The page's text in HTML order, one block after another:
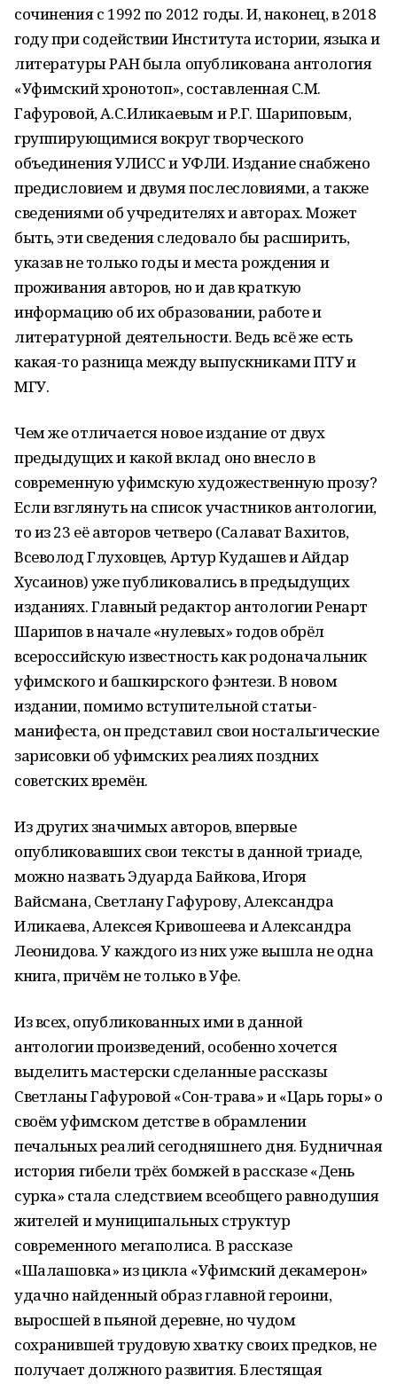
сочинения с 1992 по 2012 годы. И, наконец, в 2018
году при содействии Института истории, языка и
литературы РАН была опубликована антология
«Уфимский хронотоп», составленная С.М.
Гафуровой, А.С.Иликаевым и Р.Г. Шариповым,
группирующимися вокруг творческого
объединения УЛИСС и УФЛИ. Издание снабжено
предисловием и двумя послесловиями, а также
сведениями об учредителях и авторах. Может
быть, эти сведения следовало бы расширить,
указав не только годы и места рождения и
проживания авторов, но и дав краткую
информацию об их образовании, работе и
литературной деятельности. Ведь всё же есть
какая-то разница между выпускниками ПТУ и
МГУ.
Чем же отличается новое издание от двух
предыдущих и какой вклад оно внесло в
современную уфимскую художественную прозу?
Если взглянуть на список участников антологии,
то из 23 её авторов четверо (Салават Вахитов,
Всеволод Глуховцев, Артур Кудашев и Айдар
Хусаинов) уже публиковались в предыдущих
изданиях. Главный редактор антологии Ренарт
Шарипов в начале «нулевых» годов обрёл
всероссийскую известность как родоначальник
уфимского и башкирского фэнтези. В новом
издании, помимо вступительной статьи-
манифеста, он представил свои ностальгические
зарисовки об уфимских реалиях поздних
советских времён.
Из других значимых авторов, впервые
опубликовавших свои тексты в данной триаде,
можно назвать Эдуарда Байкова, Игоря
Вайсмана, Светлану Гафурову, Александра
Иликаева, Алексея Кривошеева и Александра
Леонидова. У каждого из них уже вышла не одна
книга, причём не только в Уфе.
Из всех, опубликованных ими в данной
антологии произведений, особенно хочется
выделить мастерски сделанные рассказы
Светланы Гафуровой «Сон-трава» и «Царь горы» о
своём уфимском детстве в обрамлении
печальных реалий сегодняшнего дня. Будничная
история гибели трёх бомжей в рассказе «День
сурка» стала следствием всеобщего равнодушия
жителей и муниципальных структур
современного мегаполиса. В рассказе
«Шалашовка» из цикла «Уфимский декамерон»
удачно найденный образ главной героини,
выросшей в пьяной деревне, но чудом
сохранившей трудовую хватку своих предков, не
получает должного развития. Блестящая